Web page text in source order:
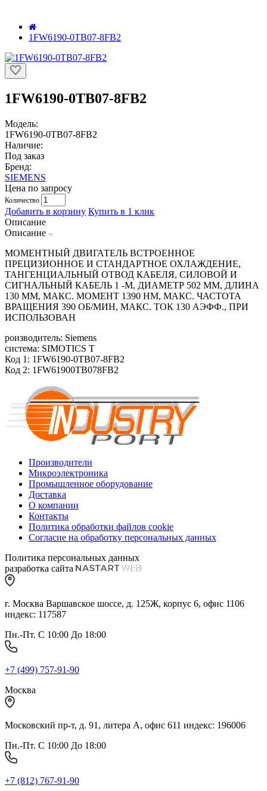
1FW6190-0TB07-8FB2
1FW6190-0TB07-8FB2
Модель:
1FW6190-0TB07-8FB2
Наличие:
Под заказ
Бренд:
SIEMENS
Цена по запросу
Количество
Добавить в корзину Купить в 1 клик
Описание
Описание
МОМЕНТНЫЙ ДВИГАТЕЛЬ ВСТРОЕННОЕ
ПРЕЦИЗИОННОЕ И СТАНДАРТНОЕ ОХЛАЖДЕНИЕ,
ТАНГЕНЦИАЛЬНЫЙ ОТВОД КАБЕЛЯ, СИЛОВОЙ И
СИГНАЛЬНЫЙ КАБЕЛЬ 1 -М, ДИАМЕТР 502 ММ, ДЛИНА
130 ММ, МАКС. МОМЕНТ 1390 HM, МАКС. ЧАСТОТА
ВРАЩЕНИЯ 390 ОБ/МИН, МАКС. ТОК 130 АЭФФ., ПРИ
ИСПОЛЬЗОВАН
роизводитель: Siemens
система: SIMOTICS T
Код 1: 1FW6190-0TB07-8FB2
Код 2: 1FW61900TB078FB2
Производители
Микроэлектроника
Промышленное оборудование
Доставка
О компании
Контакты
Политика обработки файлов cookie
Согласие на обработку персональных данных
Политика персональных данных
разработка сайта
г. Москва Варшавское шоссе, д. 125Ж, корпус 6, офис 1106
индекс: 117587
Пн.-Пт. С 10:00 До 18:00
+7 (499) 757-91-90
Москва
Московский пр-т, д. 91, литера А, офис 611 индекс: 196006
Пн.-Пт. С 10:00 До 18:00
+7 (812) 767-91-90